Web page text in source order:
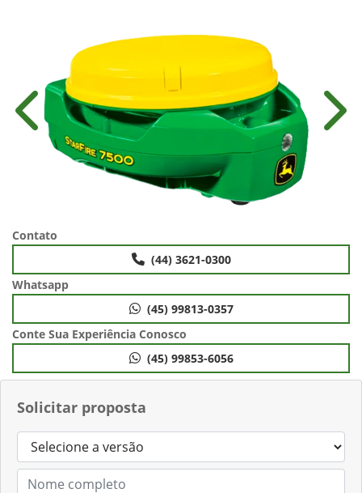
Solicitar proposta
Anterior
Contato
(44) 3621-0300
Whatsapp
(45) 99813-0357
Conte Sua Experiência Conosco
(45) 99853-6056